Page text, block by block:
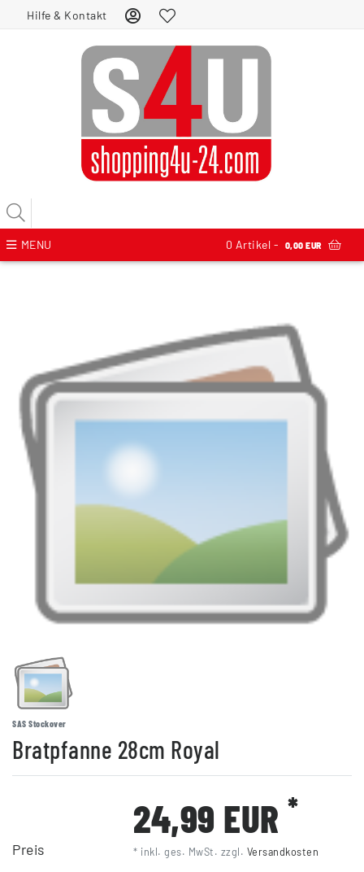
Hilfe & Kontakt
MENU 0 Artikel - 0,00 EUR
SAS Stockover
Bratpfanne 28cm Royal
Preis
24,99 EUR*
* inkl. ges. MwSt. zzgl. Versandkosten